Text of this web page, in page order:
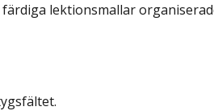
lektionsmallar